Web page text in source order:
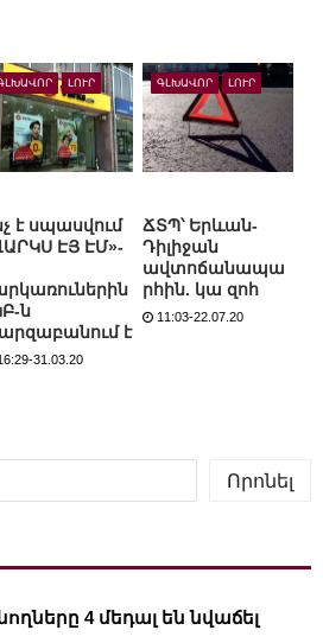
ԼՈՒՐ
է սպասվում
ԷՅ ԷՄ»-
ն
է
31.03.20
ԳԼԽԱՎՈՐ ԼՈՒՐ
ՃՏՊ՝ Երևան-
Դիլիջան
ավտոճանապա
րհին. կա զոհ
11:03-22.07.20
Որոնել
4 մեդալ են նվաճել